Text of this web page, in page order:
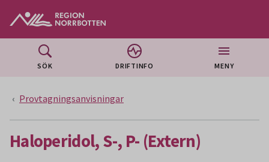
SÖK DRIFTINFO MENY
Provtagningsanvisningar
Haloperidol, S-, P- (Extern)